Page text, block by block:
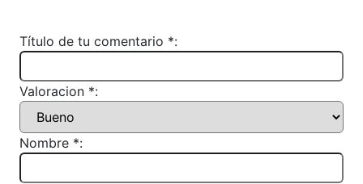
Título de tu comentario *:
Valoracion *:
Nombre *: